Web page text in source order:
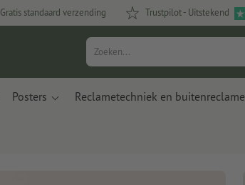
Gratis standaard verzending Trustpilot - Uitstekend
Posters Reclametechniek en buitenreclame